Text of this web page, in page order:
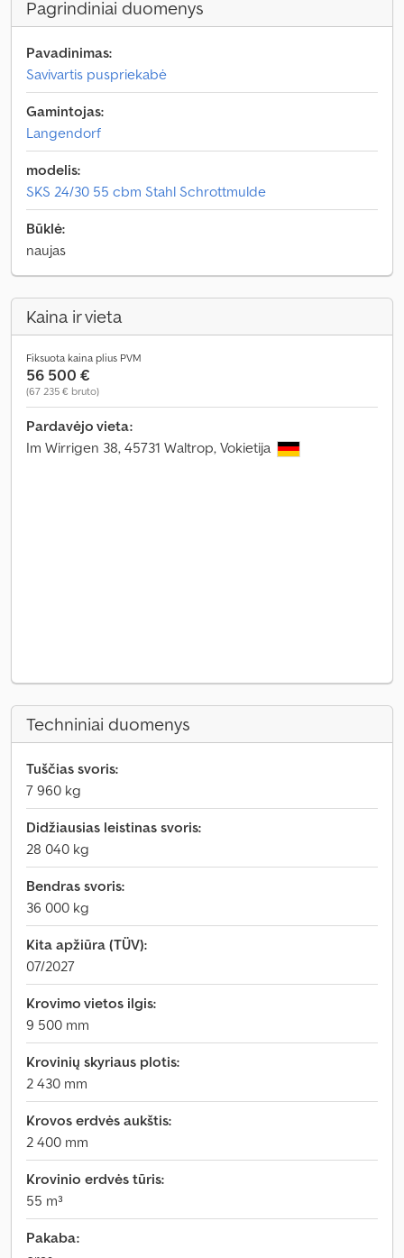
Pagrindiniai duomenys
Pavadinimas:
Savivartis puspriekabė
Gamintojas:
Langendorf
modelis:
SKS 24/30 55 cbm Stahl Schrottmulde
Būklė:
naujas
Kaina ir vieta
Fiksuota kaina plius PVM
56 500 €
(67 235 € bruto)
Pardavėjo vieta:
Im Wirrigen 38, 45731 Waltrop, Vokietija
Techniniai duomenys
Tuščias svoris:
7 960 kg
Didžiausias leistinas svoris:
28 040 kg
Bendras svoris:
36 000 kg
Kita apžiūra (TÜV):
07/2027
Krovimo vietos ilgis:
9 500 mm
Krovinių skyriaus plotis:
2 430 mm
Krovos erdvės aukštis:
2 400 mm
Krovinio erdvės tūris:
55 m³
Pakaba: